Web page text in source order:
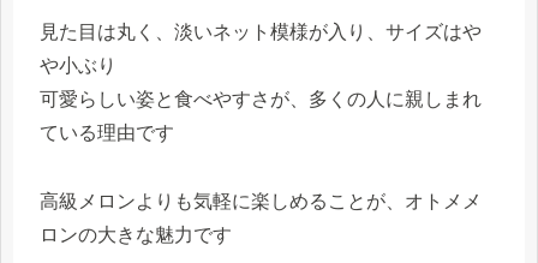
見た目は丸く、淡いネット模様が入り、サイズはや
や小ぶり
可愛らしい姿と食べやすさが、多くの人に親しまれ
ている理由です
高級メロンよりも気軽に楽しめることが、オトメメ
ロンの大きな魅力です